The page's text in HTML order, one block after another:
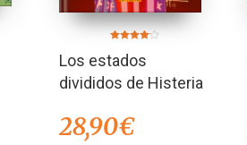
en
4.00
Los estados
divididos de Histeria
28,90€